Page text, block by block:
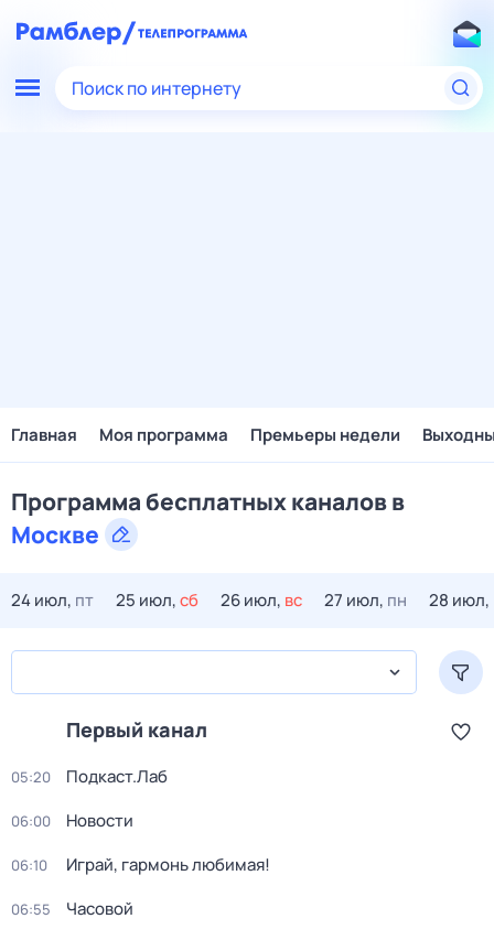
Поиск по интернету
Главная Моя программа Премьеры недели
Программа бесплатных каналов в
Москве
24 июл, пт 25 июл,сб 26 июл, вс 27 июл, пн 28 июл,
Первый канал
05:20 Подкаст.Лаб
06:00 Новости
06:10 Играй, гармонь любимая!
06:55 Часовой